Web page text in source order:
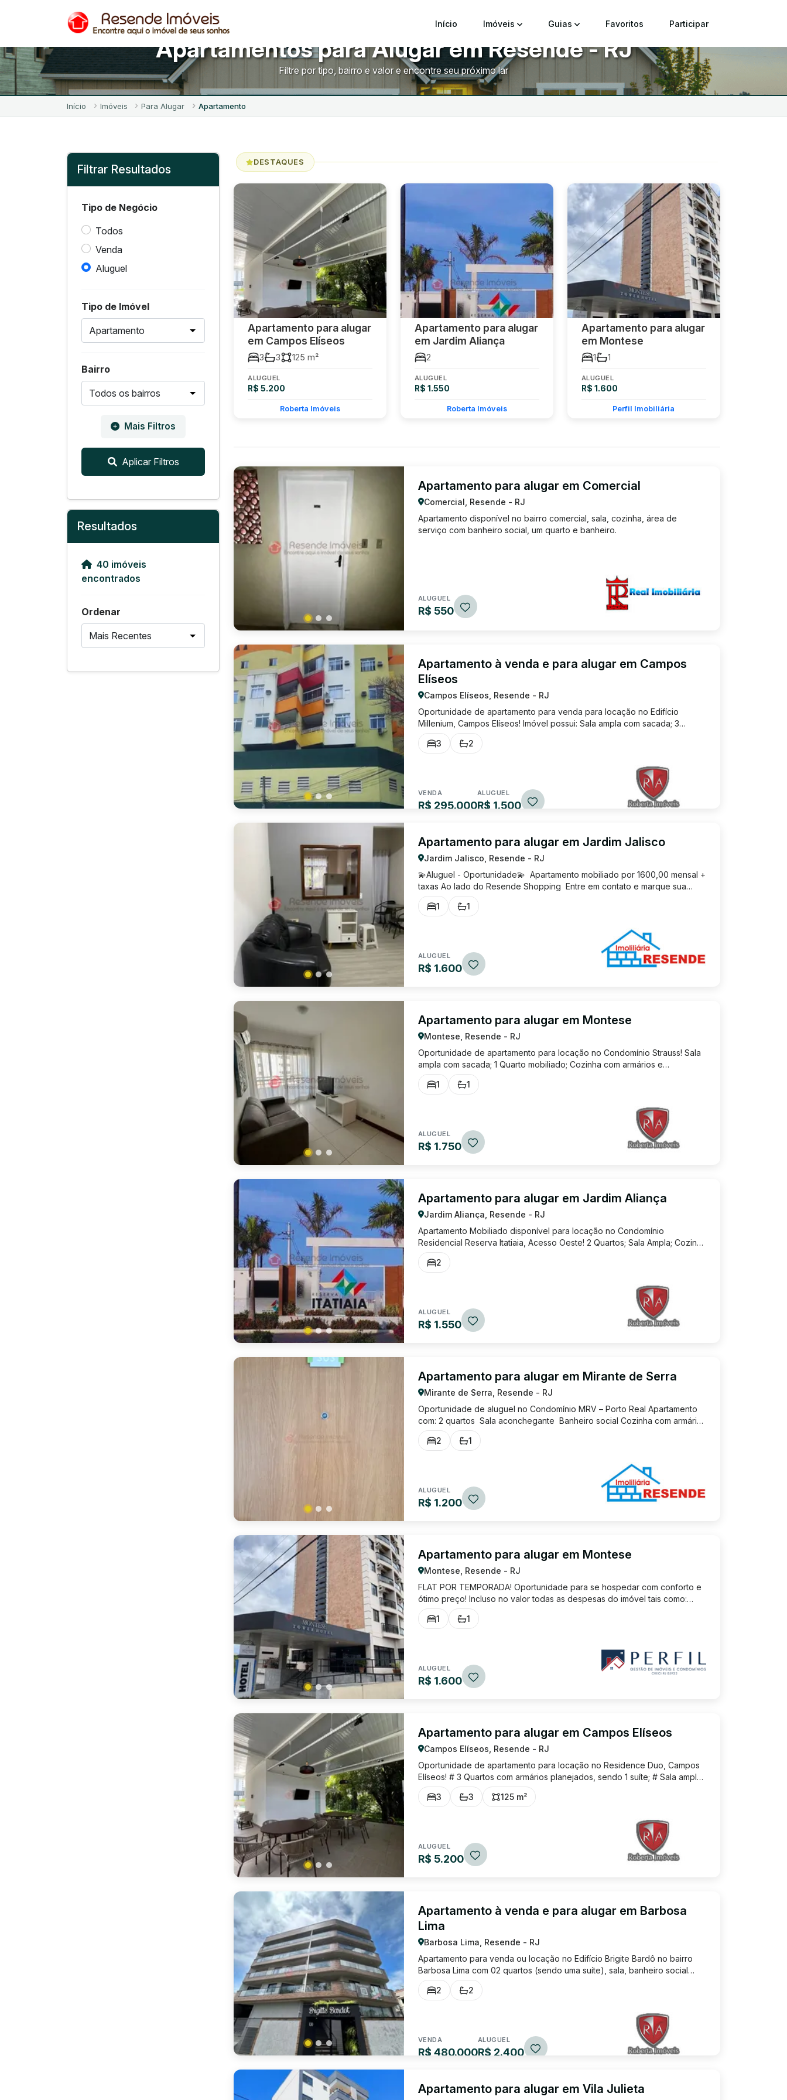
Início Imóveis Guias Favoritos Participar
Apartamentos para Alugar em Resende - RJ
Filtre por tipo, bairro e valor e encontre seu próximo lar
Início Imóveis Para Alugar Apartamento
Filtrar Resultados
Tipo de Negócio
Todos
Venda
Aluguel
Tipo de Imóvel
Bairro
Mais Filtros
Aplicar Filtros
Resultados
40 imóveis
encontrados
Ordenar
DESTAQUES
Apartamento para alugar
em Campos Elíseos
3 3 125 m²
ALUGUEL
R$ 5.200
Roberta Imóveis
Apartamento para alugar
em Jardim Aliança
2
ALUGUEL
R$ 1.550
Roberta Imóveis
Apartamento para alugar
em Montese
1 1
ALUGUEL
R$ 1.600
Perfil Imobiliária
Apartamento para alugar em Comercial
Comercial, Resende - RJ
Apartamento disponível no bairro comercial, sala, cozinha, área de
serviço com banheiro social, um quarto e banheiro.
ALUGUEL
R$ 550
Apartamento à venda e para alugar em Campos
Elíseos
Campos Elíseos, Resende - RJ
Oportunidade de apartamento para venda para locação no Edifício
Millenium, Campos Elíseos! Imóvel possui: Sala ampla com sacada; 3
Quartos sendo 1 suíte; Banheiro social; Cozinha ampla; Área social; 1 vaga
de garagem coberta; VENDA: R$ 295.000,00 L...
3 2
VENDA
R$ 295.000
ALUGUEL
R$ 1.500
Apartamento para alugar em Jardim Jalisco
Jardim Jalisco, Resende - RJ
💫Aluguel - Oportunidade💫 Apartamento mobiliado por 1600,00 mensal +
taxas Ao lado do Resende Shopping Entre em contato e marque sua
visita 99832-1580
1
1
ALUGUEL
R$ 1.600
Apartamento para alugar em Montese
Montese, Resende - RJ
Oportunidade de apartamento para locação no Condomínio Strauss! Sala
ampla com sacada; 1 Quarto mobiliado; Cozinha com armários e
eletrodomésticos; Área de serviço; Banheiro social; 1 Vaga de garagem;
Locação: R$ 1.750,00 Condomínio: R$ 450,00 Exce...
1 1
ALUGUEL
R$ 1.750
Apartamento para alugar em Jardim Aliança
Jardim Aliança, Resende - RJ
Apartamento Mobiliado disponível para locação no Condomínio
Residencial Reserva Itatiaia, Acesso Oeste! 2 Quartos; Sala Ampla; Cozinha
com armários; Banheiro social; Área de serviço com área externa; 1 Vaga
de Garagem. Locação: R$ 1.550,00 Condomínio...
2
ALUGUEL
R$ 1.550
Apartamento para alugar em Mirante de Serra
Mirante de Serra, Resende - RJ
Oportunidade de aluguel no Condomínio MRV – Porto Real Apartamento
com: 2 quartos Sala aconchegante Banheiro social Cozinha com armários
inclusos Condomínio completo Portaria 24 horas Segurança e
comodidade para sua família Valor do aluguel: R$ ...
2 1
ALUGUEL
R$ 1.200
Apartamento para alugar em Montese
Montese, Resende - RJ
FLAT POR TEMPORADA! Oportunidade para se hospedar com conforto e
ótimo preço! Incluso no valor todas as despesas do imóvel tais como:
Condomínio, IPTU, agua etc.. A parte apenas seu consumo de energia e
sua limpeza final. Entre em contato conosco e s...
1 1
ALUGUEL
R$ 1.600
Apartamento para alugar em Campos Elíseos
Campos Elíseos, Resende - RJ
Oportunidade de apartamento para locação no Residence Duo, Campos
Elíseos! # 3 Quartos com armários planejados, sendo 1 suíte; # Sala ampla
com painel para TV planejado e sacada gourme; # Cozinha ampla com
armários planejados; # Área de serviço; # La...
3 3 125 m²
ALUGUEL
R$ 5.200
Apartamento à venda e para alugar em Barbosa
Lima
Barbosa Lima, Resende - RJ
Apartamento para venda ou locação no Edifício Brigite Bardô no bairro
Barbosa Lima com 02 quartos (sendo uma suíte), sala, banheiro social
com armário planejado, área de serviço, cozinha com armários
planejados e 01 vaga de garagem. Prédio de 4 andar...
2 2
VENDA
R$ 480.000
ALUGUEL
R$ 2.400
Apartamento para alugar em Vila Julieta